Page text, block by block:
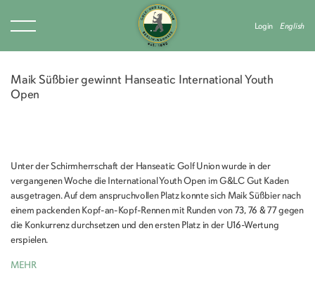
Login English
Maik Süßbier gewinnt Hanseatic International Youth
Open
Unter der Schirmherrschaft der Hanseatic Golf Union wurde in der
vergangenen Woche die International Youth Open im G&LC Gut Kaden
ausgetragen. Auf dem anspruchvollen Platz konnte sich Maik Süßbier nach
einem packenden Kopf-an-Kopf-Rennen mit Runden von 73, 76 & 77 gegen
die Konkurrenz durchsetzen und den ersten Platz in der U16-Wertung
erspielen.
MEHR